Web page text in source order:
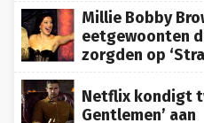
Millie Bobby
eetgewoonten
zorgden op
Netflix kondigt
Gentlemen’ aan